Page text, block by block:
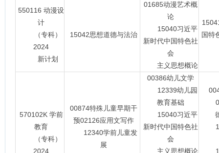
550116 动漫设
计
（专科）
2024
新计划
15042思想道德与法治
01685动漫艺术概
论
15040习近平
新时代中国特色社
会
主义思想概论
国特
570102K 学前
教育
（专科）
2024
00874特殊儿童早期干
预02126应用文写作
12340学前儿童发
展
00386幼儿文学
12339幼儿园
教育基础
15040习近平
新时代中国特色社
会
主义思想概论